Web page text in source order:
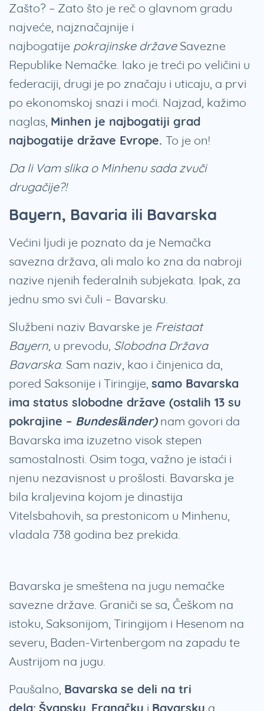
Zašto? – Zato što je reč o glavnom gradu
najveće, najznačajnije i
najbogatije pokrajinske državeSavezne
Republike Nemačke. Iako je treći po veličini u
federaciji, drugi je po značaju i uticaju, a prvi
po ekonomskoj snazi i moći. Najzad, kažimo
naglas, Minhen je najbogatiji grad
najbogatije države Evrope. To je on!
Da li Vam slika o Minhenu sada zvuči
drugačije?!
Bayern, Bavaria ili Bavarska
Većini ljudi je poznato da je Nemačka
savezna država, ali malo ko zna da nabroji
nazive njenih federalnih subjekata. Ipak, za
jednu smo svi čuli – Bavarsku.
Službeni naziv Bavarske je Freistaat
Bayern, u prevodu, Slobodna Država
Bavarska. Sam naziv, kao i činjenica da,
pored Saksonije i Tiringije, samo Bavarska
ima status slobodne države (ostalih 13 su
pokrajine – Bundesländer)nam govori da
Bavarska ima izuzetno visok stepen
samostalnosti. Osim toga, važno je istaći i
njenu nezavisnost u prošlosti. Bavarska je
bila kraljevina kojom je dinastija
Vitelsbahovih, sa prestonicom u Minhenu,
vladala 738 godina bez prekida.
Bavarska je smeštena na jugu nemačke
savezne države. Graniči se sa, Češkom na
istoku, Saksonijom, Tiringijom i Hesenom na
severu, Baden-Virtenbergom na zapadu te
Austrijom na jugu.
Paušalno, Bavarska se deli na tri
dela: Švapsku Franačku i Bavarsku a